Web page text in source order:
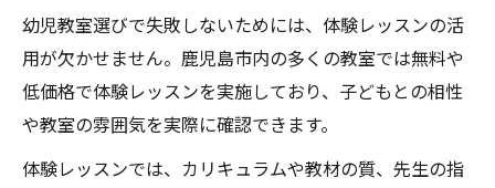
幼児教室選びで失敗しないためには、体験レッスンの活
用が欠かせません。鹿児島市内の多くの教室では無料や
低価格で体験レッスンを実施しており、子どもとの相性
や教室の雰囲気を実際に確認できます。
体験レッスンでは、カリキュラムや教材の質、先生の指